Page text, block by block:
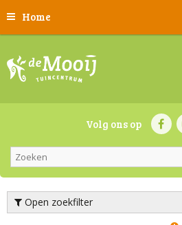
Home
Volg ons op
Open zoekfilter